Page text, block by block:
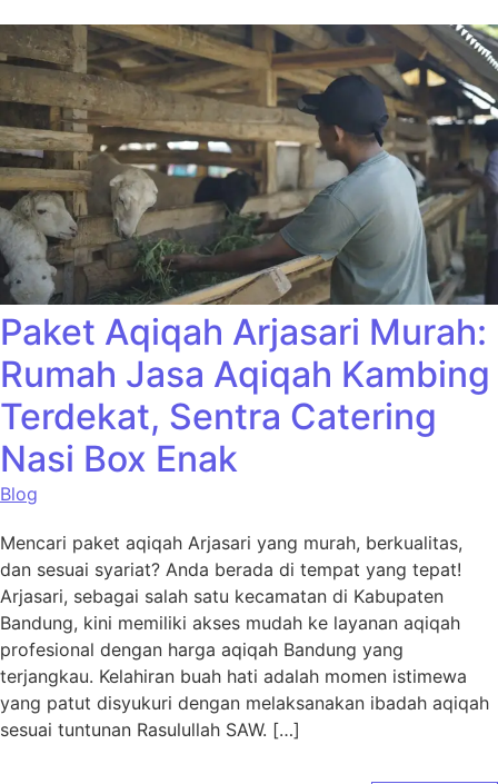
Paket Aqiqah Arjasari Murah:
Rumah Jasa Aqiqah Kambing
Terdekat, Sentra Catering
Nasi Box Enak
Blog
Mencari paket aqiqah Arjasari yang murah, berkualitas,
dan sesuai syariat? Anda berada di tempat yang tepat!
Arjasari, sebagai salah satu kecamatan di Kabupaten
Bandung, kini memiliki akses mudah ke layanan aqiqah
profesional dengan harga aqiqah Bandung yang
terjangkau. Kelahiran buah hati adalah momen istimewa
yang patut disyukuri dengan melaksanakan ibadah aqiqah
sesuai tuntunan Rasulullah SAW. […]